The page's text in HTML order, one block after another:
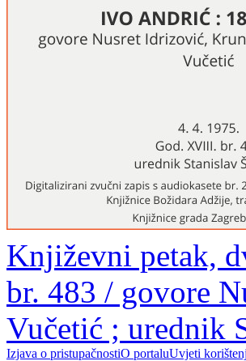
Književni petak,
br. 483 / govore
Vučetić ; urednik
Izjava o pristupačnostiO portaluUvjeti